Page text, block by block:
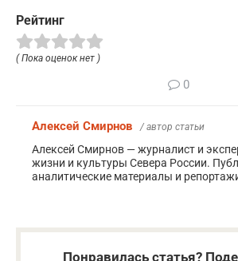
Рейтинг
( Пока оценок нет )
0
Алексей Смирнов / автор статьи
Алексей Смирнов — журналист и
жизни и культуры Севера России.
аналитические материалы и
Понравилась статья?